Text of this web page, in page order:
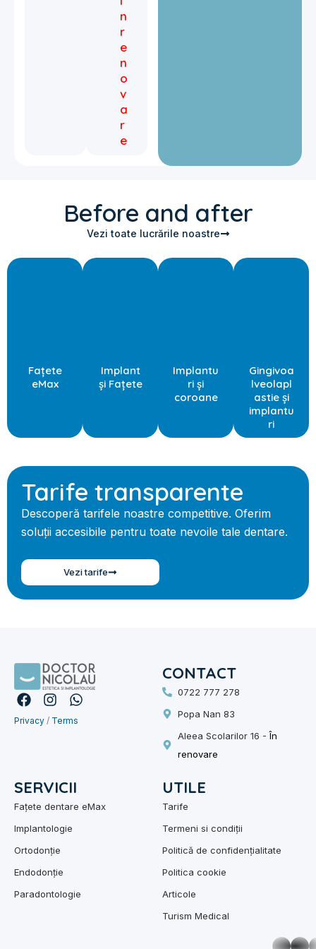
n
r
e
n
o
v
a
r
e
Before and after
Vezi toate lucrările noastre
Fațete
eMax
Implant
și Fațete
Implantu
ri și
coroane
Gingivoa
lveolapl
astie și
implantu
ri
Tarife transparente
Descoperă tarifele noastre competitive. Oferim
soluții accesibile pentru toate nevoile tale dentare.
Vezi tarife
F
a
c
o
k
I
n
s
r
a
m
W
h
a
p
p
Privacy / Terms
CONTACT
0722 777 278
Popa Nan 83
Aleea Scolarilor 16 -În
renovare
SERVICII
Fațete dentare eMax
Implantologie
Ortodonție
Endodonție
Paradontologie
UTILE
Tarife
Termeni si condiții
Politică de confidențialitate
Politica cookie
Articole
Turism Medical